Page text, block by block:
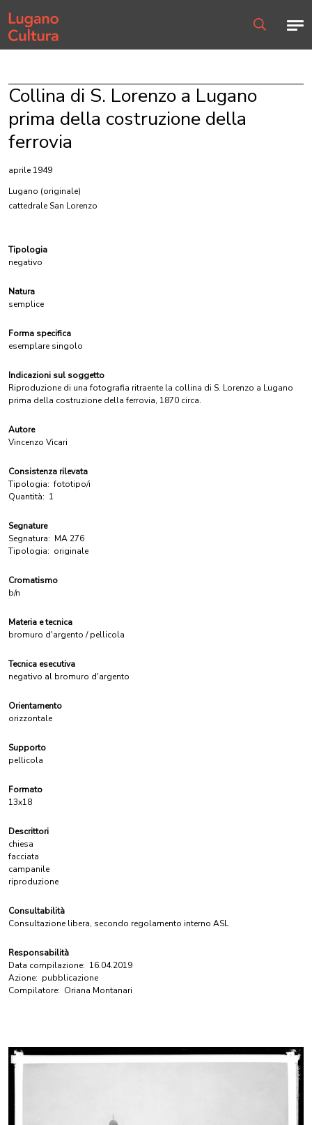
Home page
Collina di S. Lorenzo a Lugano
prima della costruzione della
ferrovia
aprile 1949
Lugano (originale)
cattedrale San Lorenzo
Tipologia
negativo
Natura
semplice
Forma specifica
esemplare singolo
Indicazioni sul soggetto
Riproduzione di una fotografia ritraente la collina di S. Lorenzo a Lugano
prima della costruzione della ferrovia, 1870 circa.
Autore
Vincenzo Vicari
Consistenza rilevata
Tipologia: fototipo/i
Quantità: 1
Segnature
Segnatura: MA 276
Tipologia: originale
Cromatismo
b/n
Materia e tecnica
bromuro d'argento / pellicola
Tecnica esecutiva
negativo al bromuro d'argento
Orientamento
orizzontale
Supporto
pellicola
Formato
13x18
Descrittori
chiesa
facciata
campanile
riproduzione
Consultabilità
Consultazione libera, secondo regolamento interno ASL
Responsabilità
Data compilazione: 16.04.2019
Azione: pubblicazione
Compilatore: Oriana Montanari